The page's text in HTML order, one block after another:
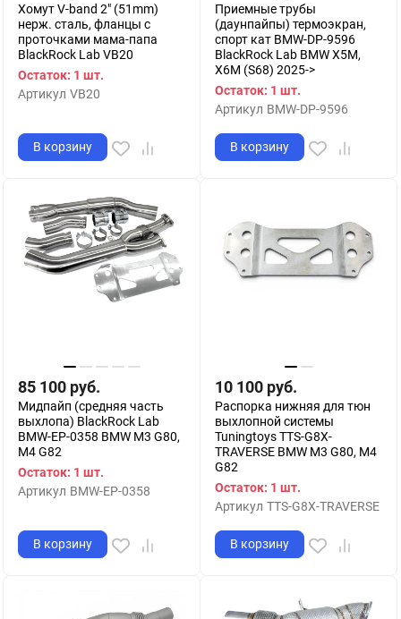
Хомут V-band 2" (51mm)
нерж. сталь, фланцы с
проточками мама-папа
BlackRock Lab VB20
Остаток: 1 шт.
Артикул VB20
В корзину
Приемные трубы
(даунпайпы) термоэкран,
спорт кат BMW-DP-9596
BlackRock Lab BMW X5M,
X6M (S68) 2025->
Остаток: 1 шт.
Артикул BMW-DP-9596
В корзину
85 100 руб.
Мидпайп (средняя часть
выхлопа) BlackRock Lab
BMW-EP-0358 BMW M3 G80,
M4 G82
Остаток: 1 шт.
Артикул BMW-EP-0358
В корзину
10 100 руб.
Распорка нижняя для тюн
выхлопной системы
Tuningtoys TTS-G8X-
TRAVERSE BMW M3 G80, M4
G82
Остаток: 1 шт.
Артикул TTS-G8X-TRAVERSE
В корзину